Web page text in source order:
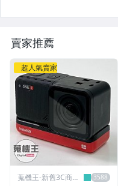
賣家推薦
超人氣賣家
蒐機王-新舊3C商品